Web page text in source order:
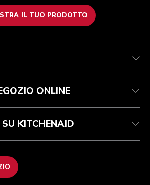
IL TUO PRODOTTO
ONLINE
KITCHENAID